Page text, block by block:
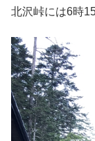
北沢峠には6時